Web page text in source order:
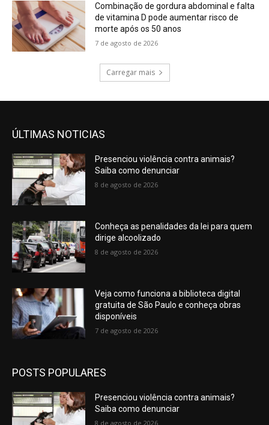
Combinação de gordura abdominal e falta
de vitamina D pode aumentar risco de
morte após os 50 anos
7 de agosto de 2026
Carregar mais
ÚLTIMAS NOTICIAS
Presenciou violência contra animais?
Saiba como denunciar
8 de agosto de 2026
Conheça as penalidades da lei para quem
dirige alcoolizado
8 de agosto de 2026
Veja como funciona a biblioteca digital
gratuita de São Paulo e conheça obras
disponíveis
7 de agosto de 2026
POSTS POPULARES
Presenciou violência contra animais?
Saiba como denunciar
8 de agosto de 2026